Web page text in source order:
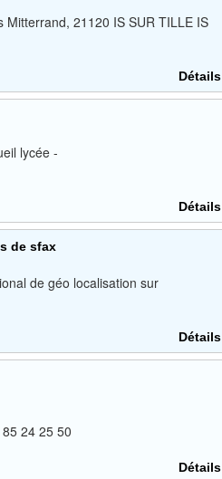
21120 IS SUR TILLE IS
Détails
lycée -
Détails
de sfax
de géo localisation sur
Détails
24 25 50
Détails